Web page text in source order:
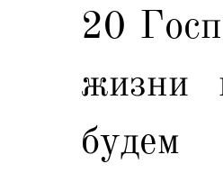
20
жизни